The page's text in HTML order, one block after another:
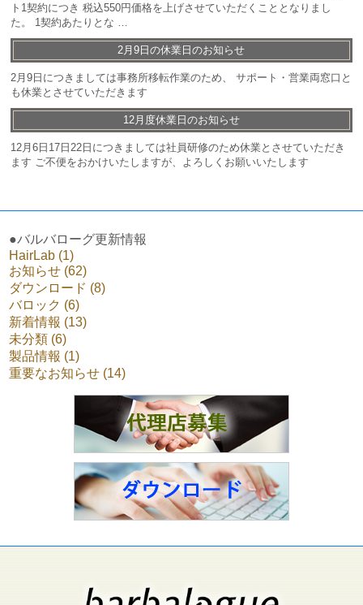
ト1契約につき 税込550円価格を上げさせていただくこととなりまし
た。 1契約あたりとな …
2月9日の休業日のお知らせ
2月9日につきましては事務所移転作業のため、 サポート・営業両窓口と
も休業とさせていただきます
12月度休業日のお知らせ
12月6日17日22日につきましては社員研修のため休業とさせていただき
ます ご不便をおかけいたしますが、よろしくお願いいたします
●バルバローグ更新情報
HairLab (1)
お知らせ (62)
ダウンロード (8)
バロック (6)
新着情報 (13)
未分類 (6)
製品情報 (1)
重要なお知らせ (14)